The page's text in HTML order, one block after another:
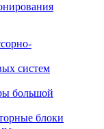
систем
большой
блоки